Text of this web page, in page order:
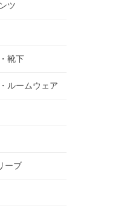
ツ
靴下
ルームウェア
ーブ